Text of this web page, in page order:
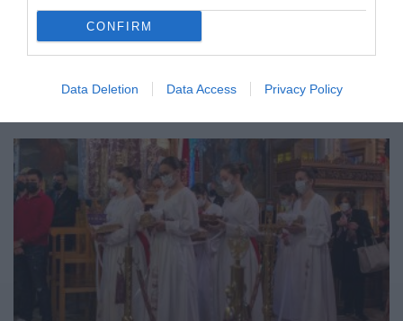
CONFIRM
Data Deletion Data Access Privacy Policy
07/05/2024 12:54
Με μεγαλοπρέπεια και κατά την εκκλησιαστική
ανακομιδής των ιερών λειψάνων του...